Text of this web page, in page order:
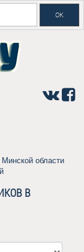
области
В